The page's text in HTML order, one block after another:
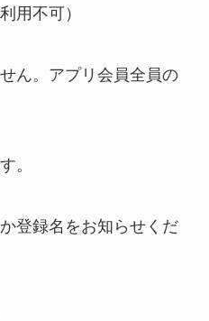
用不可）
ん。アプリ会員全員の
。
登録名をお知らせくだ